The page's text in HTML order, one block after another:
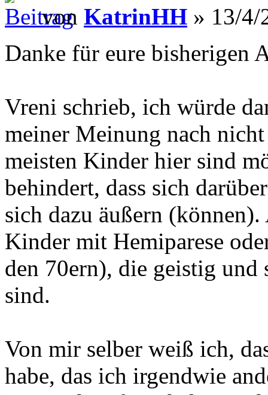
von KatrinHH » 13/4/
Danke für eure bisherigen
Vreni schrieb, ich würde
meiner Meinung nach
meisten Kinder hier sind
behindert, dass sich
sich dazu äußern
Kinder mit Hemiparese
den 70ern), die geistig
sind.
Von mir selber weiß ich,
habe, das ich irgendwie